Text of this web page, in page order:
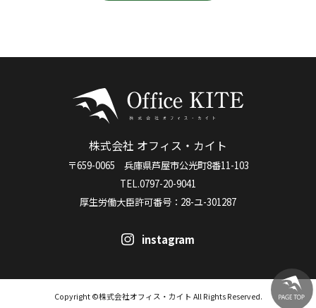
株式会社 オフィス・カイト
〒659-0065 兵庫県芦屋市公光町8番11-103
TEL.0797-20-9041
厚生労働大臣許可番号：28-ユ-301287
instagram
Copyright ©株式会社オフィス・カイト All Rights Reserved.